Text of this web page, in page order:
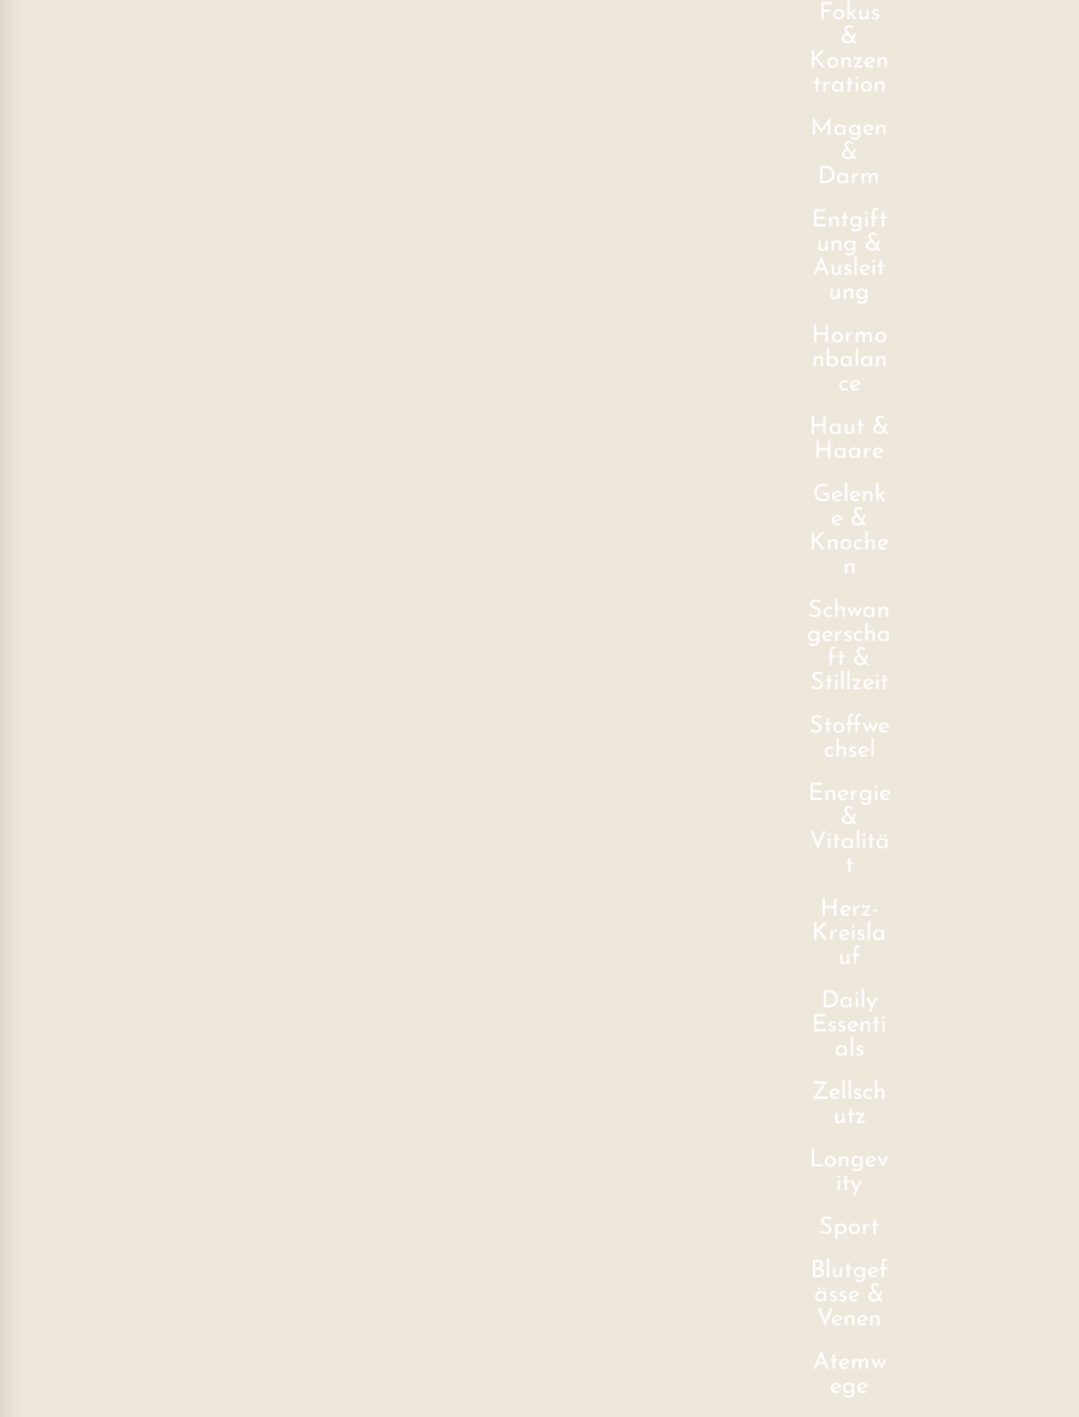
Fokus
&
Konzen
tration
Magen
&
Darm
Entgift
ung &
Ausleit
ung
Hormo
nbalan
ce
Haut &
Haare
Gelenk
e &
Knoche
n
Schwan
gerscha
ft &
Stillzeit
Stoffwe
chsel
Energie
&
Vitalitä
t
Herz-
Kreisla
uf
Daily
Essenti
als
Zellsch
utz
Longev
ity
Sport
Blutgef
ässe &
Venen
Atemw
ege